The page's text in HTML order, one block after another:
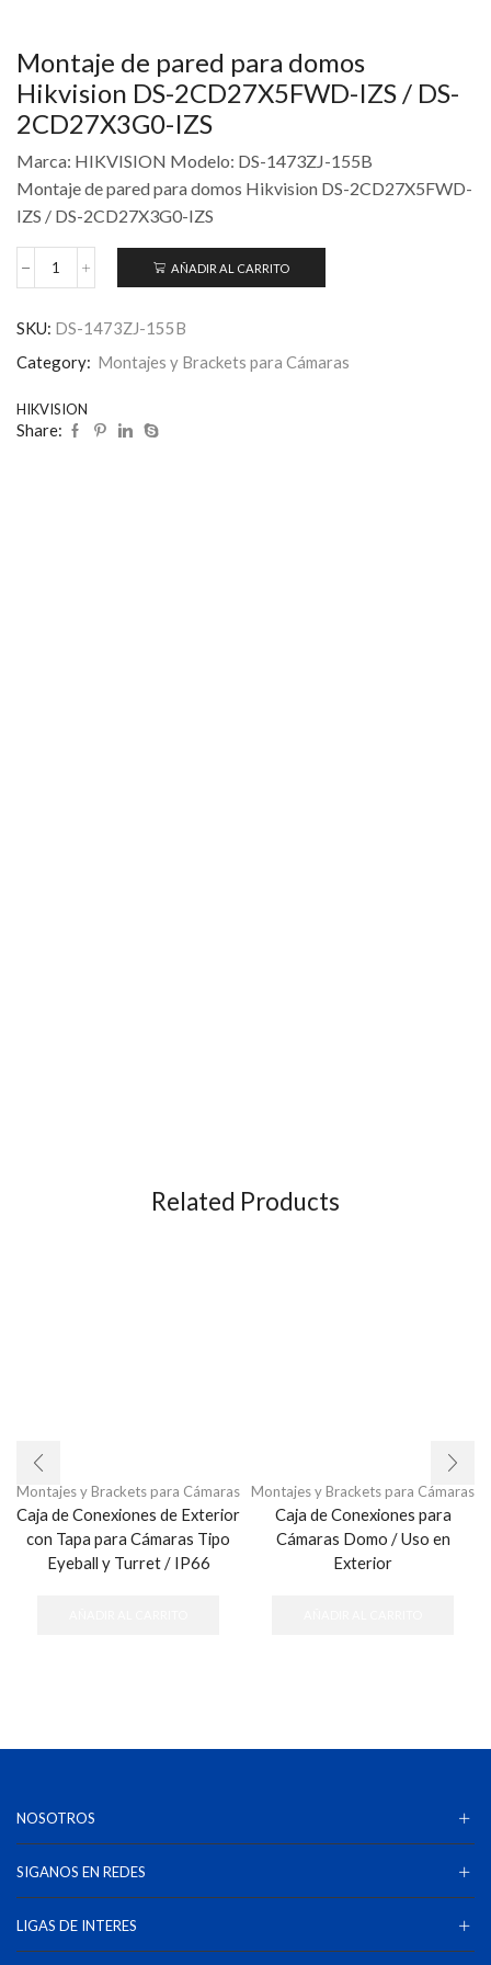
Montaje de pared para domos
Hikvision DS-2CD27X5FWD-IZS / DS-
2CD27X3G0-IZS
Marca: HIKVISION Modelo: DS-1473ZJ-155B
Montaje de pared para domos Hikvision DS-2CD27X5FWD-
IZS / DS-2CD27X3G0-IZS
AÑADIR AL CARRITO
SKU: DS-1473ZJ-155B
Category: Montajes y Brackets para Cámaras
HIKVISION
Share:
Related Products
Montajes y Brackets para Cámaras
Caja de Conexiones de Exterior
con Tapa para Cámaras Tipo
Eyeball y Turret / IP66
Montajes y Brackets para Cámaras
Caja de Conexiones para
Cámaras Domo / Uso en
Exterior
NOSOTROS
SIGANOS EN REDES
LIGAS DE INTERES